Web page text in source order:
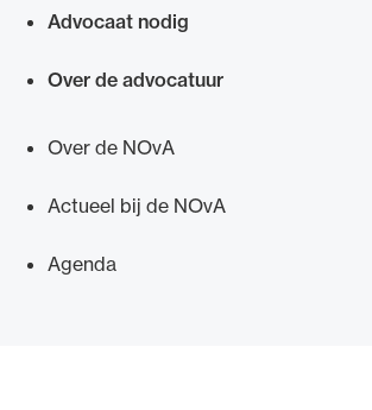
Advocaat nodig
Over de advocatuur
Over de NOvA
Actueel bij de NOvA
Agenda
Van de Advocatenwet tot de